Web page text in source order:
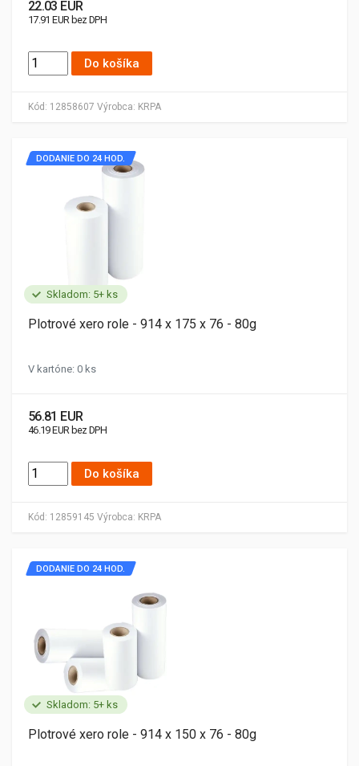
Kód: 12858607 Výrobca: KRPA
22.03 EUR
17.91 EUR bez DPH
Do košíka
Skladom: 5+ ks
Kód: 12859145 Výrobca: KRPA
DODANIE DO 24 HOD.
Plotrové xero role - 914 x 175 x 76 - 80g
V kartóne: 0 ks
56.81 EUR
46.19 EUR bez DPH
Do košíka
Skladom: 5+ ks
DODANIE DO 24 HOD.
Plotrové xero role - 914 x 150 x 76 - 80g